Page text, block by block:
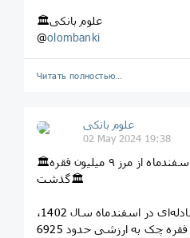
🏛علوم بانکی
@olombanki
Читать полностью…
علوم بانکی
02 May 2024 19:38
🏛تعداد چک‌های مبادله‌ای در اسفندماه از مرز ۹ میلیون فقره
گذشت🏛
براساس آمار چک‌های مبادله‌ای در اسفند‌ماه سال 1402،
بیش از 9 میلیون و 100 هزار فقره چک به ارزشی حدود 6925